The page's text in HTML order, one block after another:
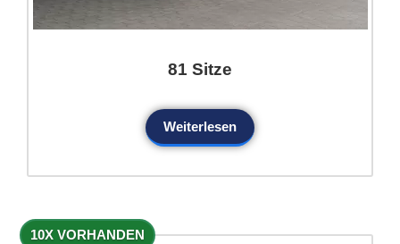
81 Sitze
Weiterlesen
10X VORHANDEN